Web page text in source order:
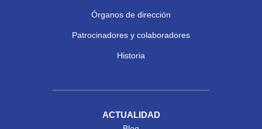
Órganos de dirección
Patrocinadores y colaboradores
Historia
ACTUALIDAD